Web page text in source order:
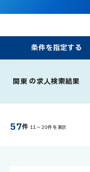
条件を指定する
関東 の求人検索結果
57件 11～20件を表示